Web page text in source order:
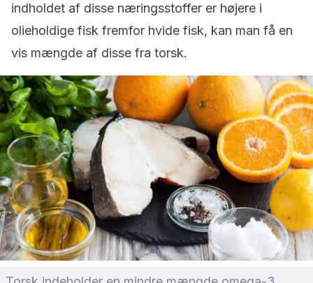
indholdet af disse næringsstoffer er højere i
olieholdige fisk fremfor hvide fisk, kan man få en
vis mængde af disse fra torsk.